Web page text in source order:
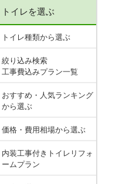
トイレを選ぶ
トイレ種類から選ぶ
絞り込み検索
工事費込みプラン一覧
おすすめ・人気ランキング
から選ぶ
価格・費用相場から選ぶ
内装工事付きトイレリフォ
ームプラン